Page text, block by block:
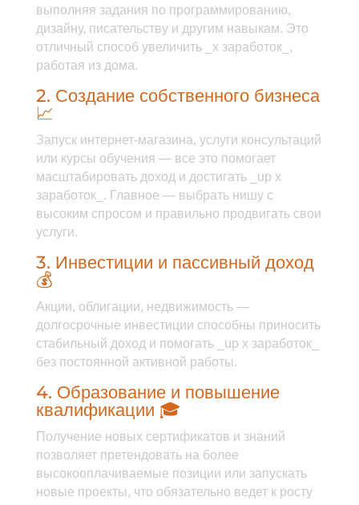
выполняя задания по программированию,
дизайну, писательству и другим навыкам. Это
отличный способ увеличить _x заработок_,
работая из дома.
2. Создание собственного бизнеса
📈
Запуск интернет-магазина, услуги консультаций
или курсы обучения — все это помогает
масштабировать доход и достигать _up x
заработок_. Главное — выбрать нишу с
высоким спросом и правильно продвигать свои
услуги.
3. Инвестиции и пассивный доход
💰
Акции, облигации, недвижимость —
долгосрочные инвестиции способны приносить
стабильный доход и помогать _up x заработок_
без постоянной активной работы.
4. Образование и повышение
квалификации 🎓
Получение новых сертификатов и знаний
позволяет претендовать на более
высокооплачиваемые позиции или запускать
новые проекты, что обязательно ведет к росту